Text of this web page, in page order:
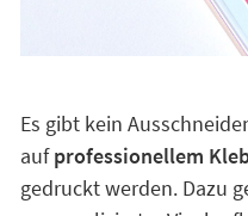
Es gibt kein
aufprofessionellem
gedruckt werden. Dazu